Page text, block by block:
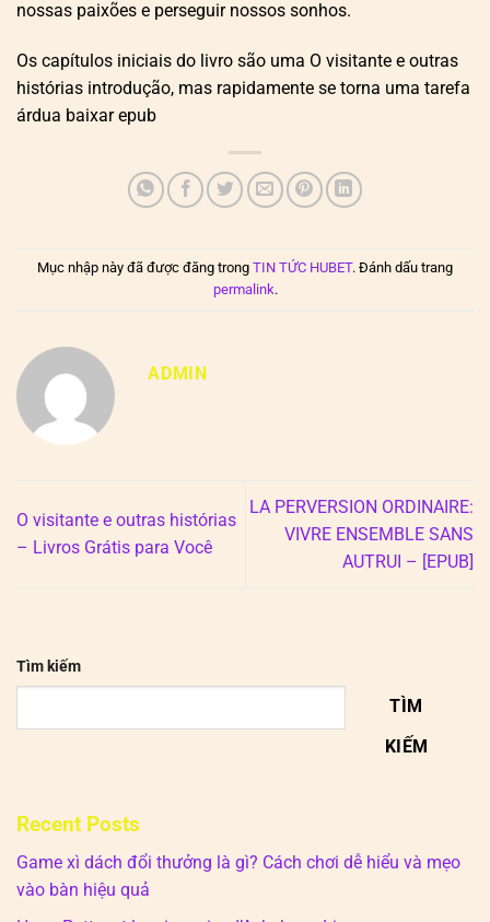
nossas paixões e perseguir nossos sonhos.
Os capítulos iniciais do livro são uma O visitante e outras
histórias introdução, mas rapidamente se torna uma tarefa
árdua baixar epub
Mục nhập này đã được đăng trong TIN TỨC HUBET. Đánh dấu trang
permalink.
ADMIN
O visitante e outras histórias
– Livros Grátis para Você
LA PERVERSION ORDINAIRE:
VIVRE ENSEMBLE SANS
AUTRUI – [EPUB]
Tìm kiếm
TÌM
KIẾM
Recent Posts
Game xì dách đổi thưởng là gì? Cách chơi dễ hiểu và mẹo
vào bàn hiệu quả